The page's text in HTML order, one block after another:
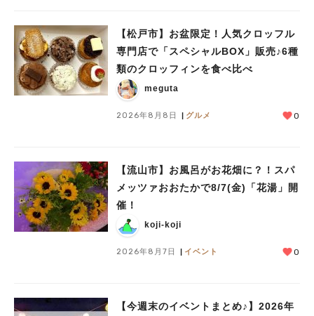
【松戸市】お盆限定！人気クロッフル
専門店で「スペシャルBOX」販売♪6種
類のクロッフィンを食べ比べ
meguta
2026年8月8日 グルメ 0
【流山市】お風呂がお花畑に？！スパ
メッツァおおたかで8/7(金)「花湯」開
催！
koji-koji
2026年8月7日 イベント 0
【今週末のイベントまとめ♪】2026年
人気のキーワード
#ラーメン#ショッピング #カフェ #スイーツ